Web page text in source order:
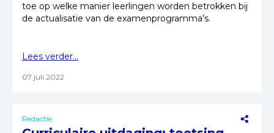
toe op welke manier leerlingen worden betrokken bij
de actualisatie van de examenprogramma’s.
Lees verder...
07 juli 2022
Redactie